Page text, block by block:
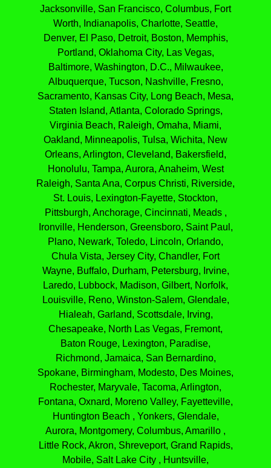
Jacksonville, San Francisco, Columbus, Fort
Worth, Indianapolis, Charlotte, Seattle,
Denver, El Paso, Detroit, Boston, Memphis,
Portland, Oklahoma City, Las Vegas,
Baltimore, Washington, D.C., Milwaukee,
Albuquerque, Tucson, Nashville, Fresno,
Sacramento, Kansas City, Long Beach, Mesa,
Staten Island, Atlanta, Colorado Springs,
Virginia Beach, Raleigh, Omaha, Miami,
Oakland, Minneapolis, Tulsa, Wichita, New
Orleans, Arlington, Cleveland, Bakersfield,
Honolulu, Tampa, Aurora, Anaheim, West
Raleigh, Santa Ana, Corpus Christi, Riverside,
St. Louis, Lexington-Fayette, Stockton,
Pittsburgh, Anchorage, Cincinnati, Meads ,
Ironville, Henderson, Greensboro, Saint Paul,
Plano, Newark, Toledo, Lincoln, Orlando,
Chula Vista, Jersey City, Chandler, Fort
Wayne, Buffalo, Durham, Petersburg, Irvine,
Laredo, Lubbock, Madison, Gilbert, Norfolk,
Louisville, Reno, Winston-Salem, Glendale,
Hialeah, Garland, Scottsdale, Irving,
Chesapeake, North Las Vegas, Fremont,
Baton Rouge, Lexington, Paradise,
Richmond, Jamaica, San Bernardino,
Spokane, Birmingham, Modesto, Des Moines,
Rochester, Maryvale, Tacoma, Arlington,
Fontana, Oxnard, Moreno Valley, Fayetteville,
Huntington Beach , Yonkers, Glendale,
Aurora, Montgomery, Columbus, Amarillo ,
Little Rock, Akron, Shreveport, Grand Rapids,
Mobile, Salt Lake City , Huntsville,